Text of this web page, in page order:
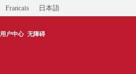
日本語
Francais
用户中心 无障碍